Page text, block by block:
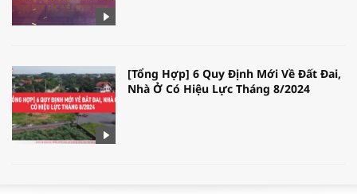
[Tổng Hợp] 6 Quy Định Mới Về Đất Đai,
Nhà Ở Có Hiệu Lực Tháng 8/2024